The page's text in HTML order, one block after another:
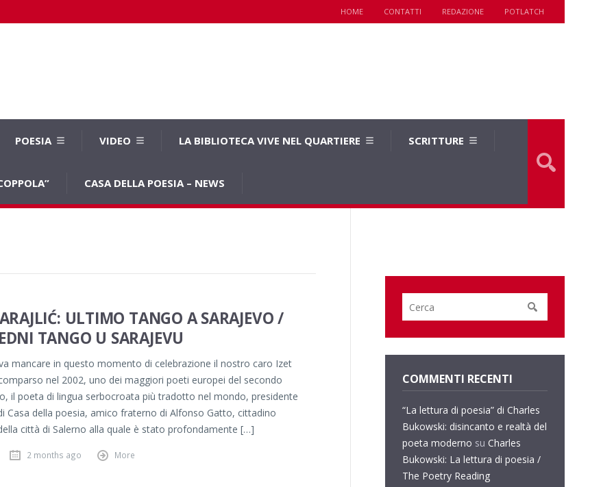
HOME CONTATTI REDAZIONE POTLATCH
POESIA VIDEO LA BIBLIOTECA VIVE NEL QUARTIERE SCRITTURE
CASA DELLA POESIA – NEWS
ULTIMO TANGO A SARAJEVO /
TANGO U SARAJEVU
mancare in questo momento di celebrazione il nostro caro Izet
nel 2002, uno dei maggiori poeti europei del secondo
il poeta di lingua serbocroata più tradotto nel mondo, presidente
Casa della poesia, amico fraterno di Alfonso Gatto, cittadino
città di Salerno alla quale è stato profondamente […]
2 months ago More
COMMENTI RECENTI
“La lettura di poesia” di Charles
Bukowski: disincanto e realtà del
poeta moderno su Charles
Bukowski: La lettura di poesia /
The Poetry Reading